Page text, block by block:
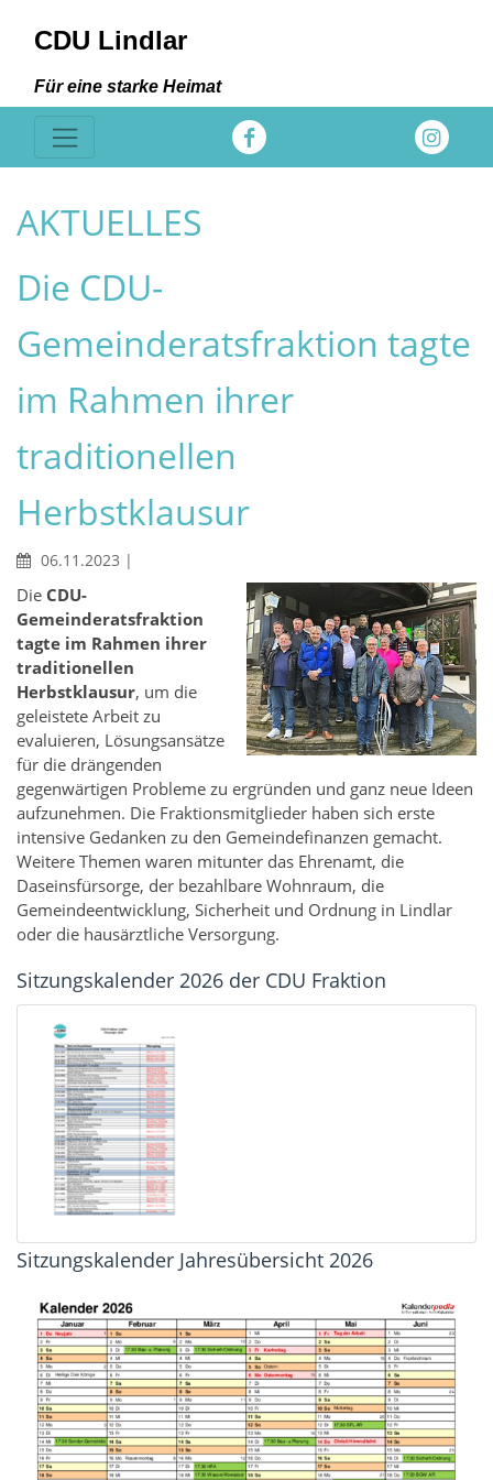
CDU Lindlar
Für eine starke Heimat
AKTUELLES
Die CDU-
Gemeinderatsfraktion tagte
im Rahmen ihrer
traditionellen
Herbstklausur
06.11.2023 |
Die CDU-
Gemeinderatsfraktion
tagte im Rahmen ihrer
traditionellen
Herbstklausur, um die
geleistete Arbeit zu
evaluieren, Lösungsansätze
für die drängenden
gegenwärtigen Probleme zu ergründen und ganz neue Ideen
aufzunehmen. Die Fraktionsmitglieder haben sich erste
intensive Gedanken zu den Gemeindefinanzen gemacht.
Weitere Themen waren mitunter das Ehrenamt, die
Daseinsfürsorge, der bezahlbare Wohnraum, die
Gemeindeentwicklung, Sicherheit und Ordnung in Lindlar
oder die hausärztliche Versorgung.
Sitzungskalender 2026 der CDU Fraktion
Sitzungskalender Jahresübersicht 2026